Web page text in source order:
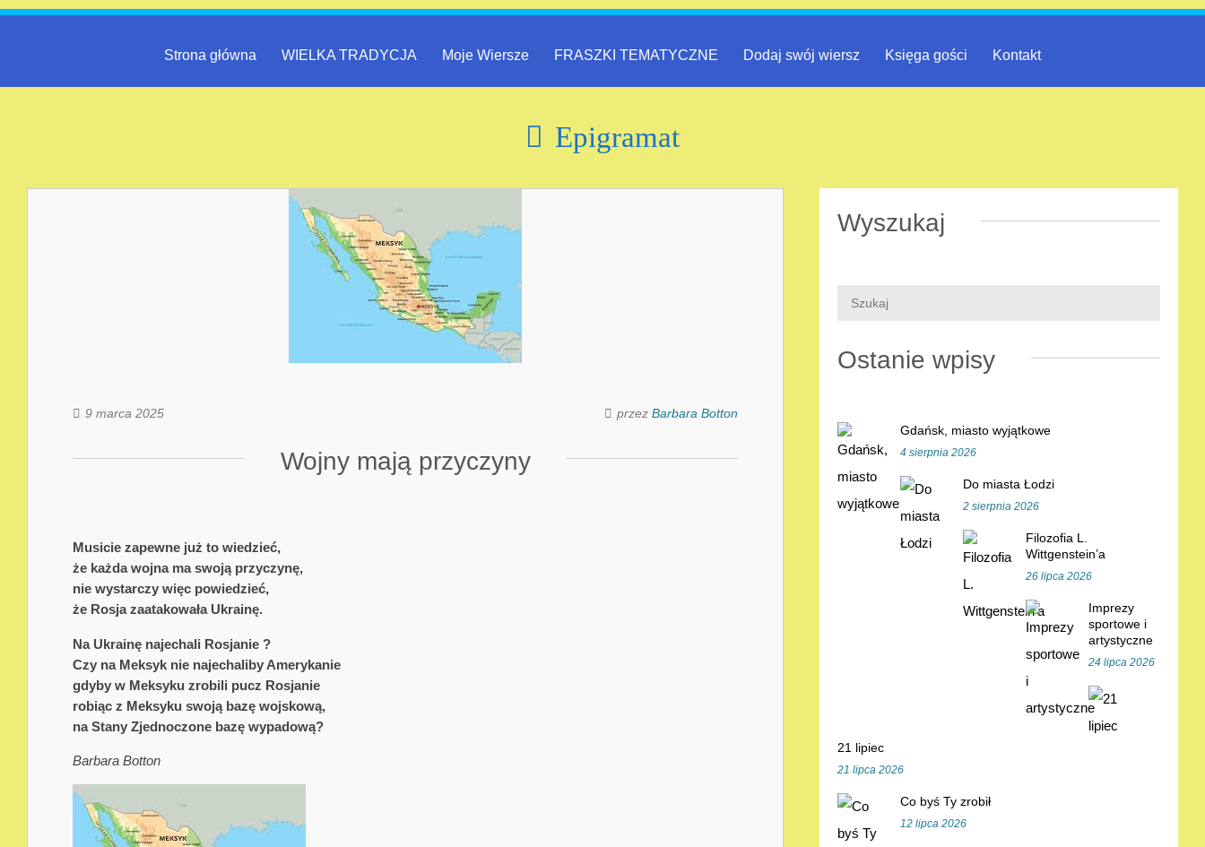
Strona główna WIELKA TRADYCJA Moje Wiersze FRASZKI TEMATYCZNE Dodaj swój wiersz Księga gości Kontakt
Epigramat
9 marca 2025 przez Barbara Botton
Wojny mają przyczyny
Musicie zapewne już to wiedzieć,
że każda wojna ma swoją przyczynę,
nie wystarczy więc powiedzieć,
że Rosja zaatakowała Ukrainę.
Na Ukrainę najechali Rosjanie ?
Czy na Meksyk nie najechaliby Amerykanie
gdyby w Meksyku zrobili pucz Rosjanie
robiąc z Meksyku swoją bazę wojskową,
na Stany Zjednoczone bazę wypadową?
Barbara Botton
Wyszukaj
Ostanie wpisy
Gdańsk, miasto wyjątkowe
4 sierpnia 2026
Do miasta Łodzi
2 sierpnia 2026
Filozofia L.
Wittgenstein’a
26 lipca 2026
Imprezy
sportowe i
artystyczne
24 lipca 2026
21 lipiec
21 lipca 2026
Co byś Ty zrobił
12 lipca 2026